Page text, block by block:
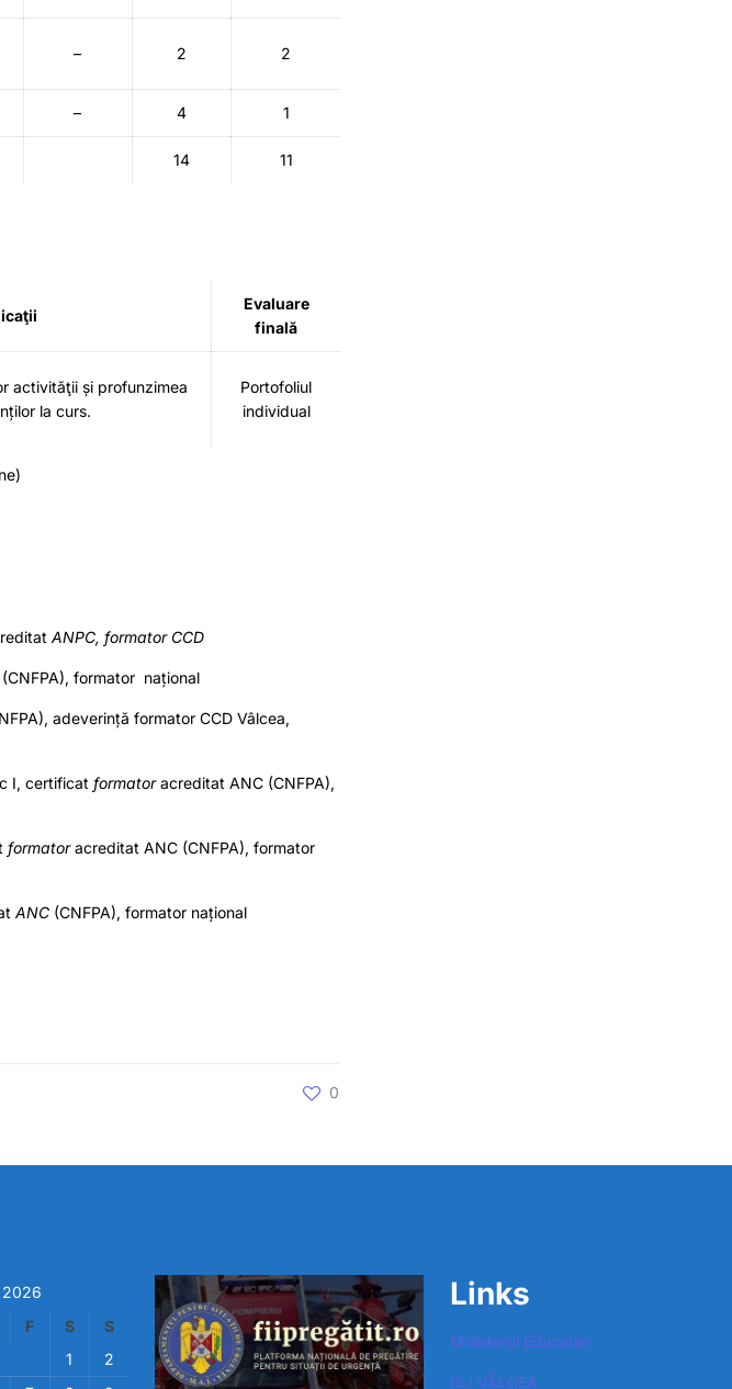
– 2 2
– 4 1
14 11
Evaluare
finală
activităţii și profunzimea
la curs.
Portofoliul
individual
ANPC, formator CCD
(CNFPA), formator național
adeverință formator CCD Vâlcea,
I, certificat formatoracreditat ANC (CNFPA),
formatoracreditat ANC (CNFPA), formator
ANC (CNFPA), formator național
0
2026
F S
S
1
2
Links
Ministerul Educatiei
ISJ VÂLCEA